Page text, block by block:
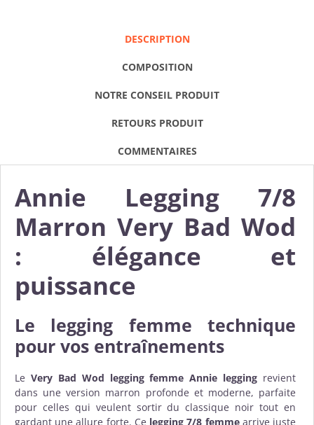
DESCRIPTION
COMPOSITION
NOTRE CONSEIL PRODUIT
RETOURS PRODUIT
COMMENTAIRES
Annie Legging 7/8
Marron Very Bad Wod
: élégance et
puissance
Le legging femme technique
pour vos entraînements
Le Very Bad Wod legging femme Annie legging revient
dans une version marron profonde et moderne, parfaite
pour celles qui veulent sortir du classique noir tout en
gardant une allure forte. Ce legging 7/8 femmearrive juste